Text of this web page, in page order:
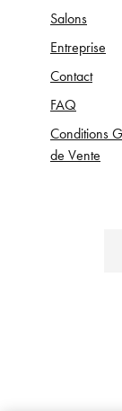
Salons
Entreprise
Contact
FAQ
Conditions
de Vente